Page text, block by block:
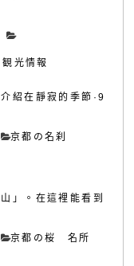
観光情報
紹在靜寂的季節·9
京都の名刹
」。在這裡能看到
京都の桜 名所